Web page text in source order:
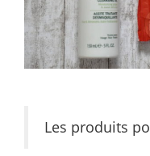
Les produits